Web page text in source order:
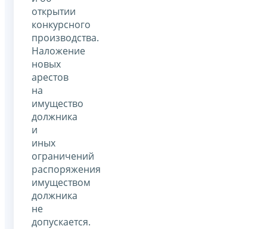
открытии
конкурсного
производства.
Наложение
новых
арестов
на
имущество
должника
и
иных
ограничений
распоряжения
имуществом
должника
не
допускается.